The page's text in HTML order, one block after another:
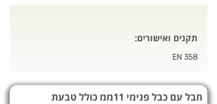
תקנים ואישורים:
EN 358
חבל עם כבל פנימי 11ממ כולל טבעת